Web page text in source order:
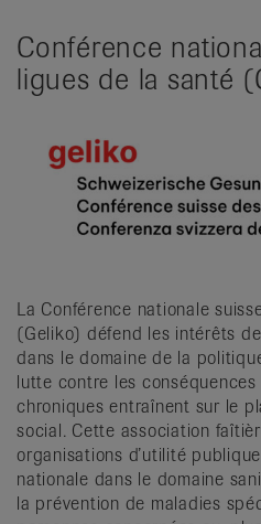
Conférence
ligues de la santé
La Conférence nationale
(Geliko) défend les intérêts
dans le domaine de la
lutte contre les
chroniques entraînent sur le
social. Cette association
organisations d’utilité
nationale dans le domaine
la prévention de maladies